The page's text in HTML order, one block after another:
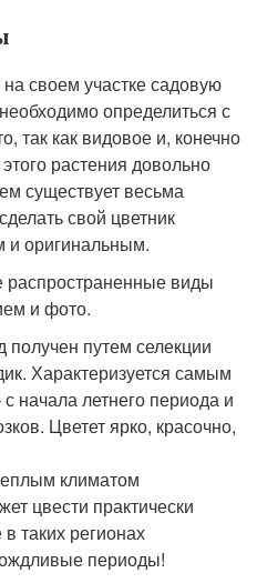
своем участке садовую
определиться с
так как видовое и, конечно
растения довольно
существует весьма
свой цветник
и оригинальным.
распространенные виды
и фото.
путем селекции
Характеризуется самым
начала летнего периода и
Цветет ярко, красочно,
климатом
цвести практически
таких регионах
периоды!